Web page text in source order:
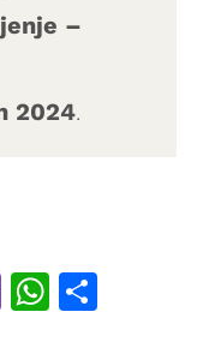
–
2024.
Viber